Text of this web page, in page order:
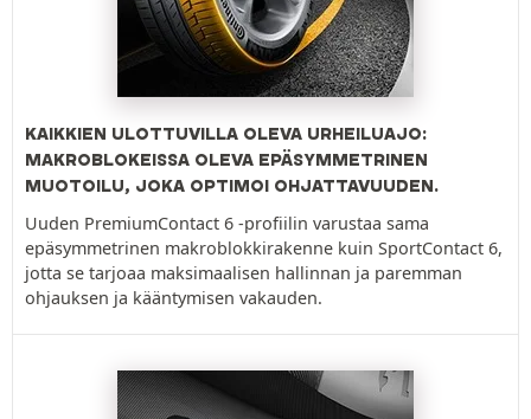
KAIKKIEN ULOTTUVILLA OLEVA URHEILUAJO:
MAKROBLOKEISSA OLEVA EPÄSYMMETRINEN
MUOTOILU, JOKA OPTIMOI OHJATTAVUUDEN.
Uuden PremiumContact 6 -profiilin varustaa sama
epäsymmetrinen makroblokkirakenne kuin SportContact 6,
jotta se tarjoaa maksimaalisen hallinnan ja paremman
ohjauksen ja kääntymisen vakauden.